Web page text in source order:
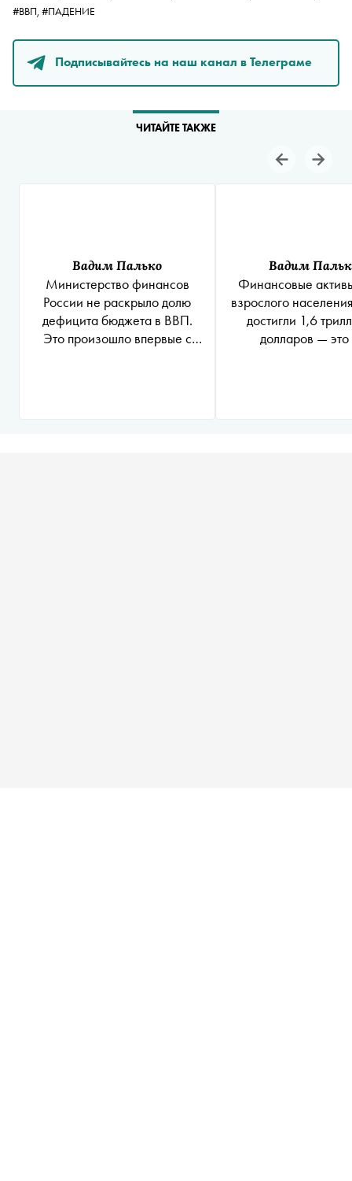
#ВВП, #ПАДЕНИЕ
Подписывайтесь на наш канал в Телеграме
ЧИТАЙТЕ ТАКЖЕ
Вадим Палько
Министерство финансов
России не раскрыло долю
дефицита бюджета в ВВП.
Это произошло впервые с
Вадим
Финансовые
взрослого
достигли 1,6
долларов —